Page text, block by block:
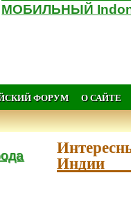
МОБИЛЬНЫЙ
ФОРУМ О САЙТЕ
Индии